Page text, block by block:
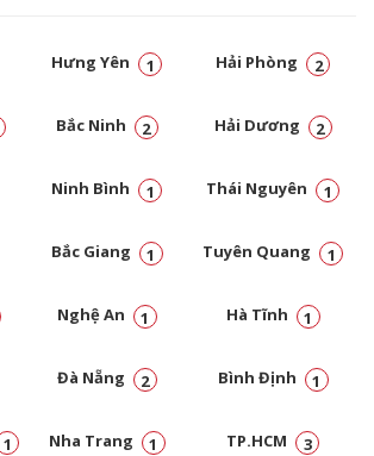
Hưng Yên 1 Hải Phòng 2
Bắc Ninh 2 Hải Dương 2
Ninh Bình 1 Thái Nguyên 1
Bắc Giang 1 Tuyên Quang 1
Nghệ An 1 Hà Tĩnh 1
Đà Nẵng 2 Bình Định 1
1 Nha Trang 1 TP.HCM 3